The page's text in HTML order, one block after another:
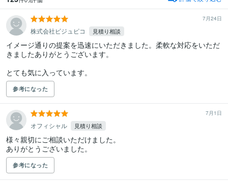
7月24日
株式会社ビジュピコ 見積り相談
イメージ通りの提案を迅速にいただきました。柔軟な対応をいただ
きましたありがとうございます。
とても気に入っています。
参考になった
7月1日
オフィシャル 見積り相談
様々親切にご相談いただけました。
ありがとうございました。
参考になった